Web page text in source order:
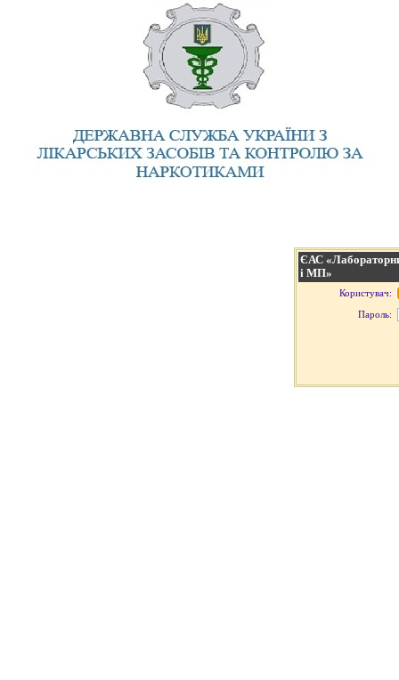
ЄАС
і МП»
Користувач:
Пароль: